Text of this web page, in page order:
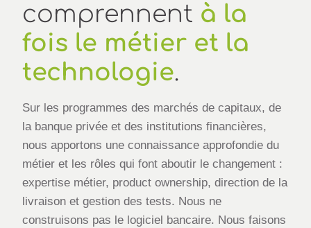
comprennent à la
fois le métier et la
technologie.
Sur les programmes des marchés de capitaux, de
la banque privée et des institutions financières,
nous apportons une connaissance approfondie du
métier et les rôles qui font aboutir le changement :
expertise métier, product ownership, direction de la
livraison et gestion des tests. Nous ne
construisons pas le logiciel bancaire. Nous faisons